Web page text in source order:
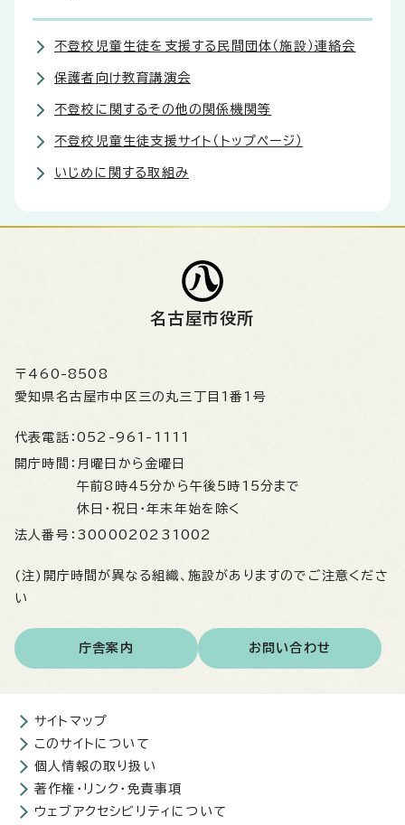
不登校児童生徒を支援する民間団体（施設）連絡会
保護者向け教育講演会
不登校に関するその他の関係機関等
不登校児童生徒支援サイト（トップページ）
いじめに関する取組み
名古屋市役所
〒460-8508
愛知県名古屋市中区三の丸三丁目1番1号
代表電話： 052-961-1111
開庁時間： 月曜日から金曜日
午前8時45分から午後5時15分まで
休日・祝日・年末年始を除く
法人番号： 3000020231002
(注)開庁時間が異なる組織、施設がありますのでご注意くださ
い
庁舎案内 お問い合わせ
サイトマップ
このサイトについて
個人情報の取り扱い
著作権・リンク・免責事項
ウェブアクセシビリティについて